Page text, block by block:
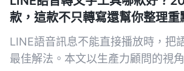
款，這款不只轉寫還幫你整理重
LINE語音訊息不能直接播放時，把
最佳解法。本文以生產力顧問的視